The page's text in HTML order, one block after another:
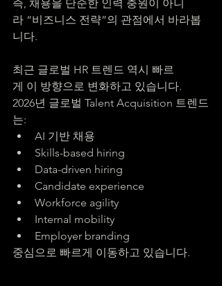
즉, 채용을 단순한 인력 충원이 아니
라 “비즈니스 전략”의 관점에서 바라봅
니다.
최근 글로벌 HR 트렌드 역시 빠르
게 이 방향으로 변화하고 있습니다.
2026년 글로벌 Talent Acquisition 트렌드
는:
AI 기반 채용
Skills-based hiring
Data-driven hiring
Candidate experience
Workforce agility
Internal mobility
Employer branding
중심으로 빠르게 이동하고 있습니다.